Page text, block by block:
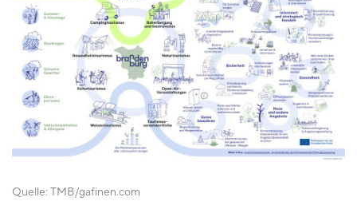
Quelle: TMB gafinen.com